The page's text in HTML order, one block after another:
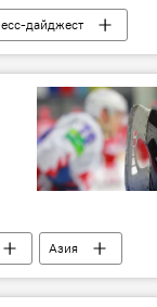
дайджест
Азия